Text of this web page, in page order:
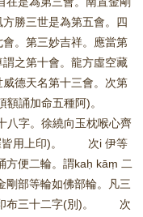
勝三世是為第五會。四
。第三妙吉祥。應當第
之第十會。龍方虛空藏
德天名第十三會。次第
額誦加命五種阿)。
八字。徐繞向玉枕喉心齊
皆用上印)。 次i 伊等
便二輪。謂kaḥ kāṃ 二
部等輪如佛部輪。凡三
布三十二字(別)。 次